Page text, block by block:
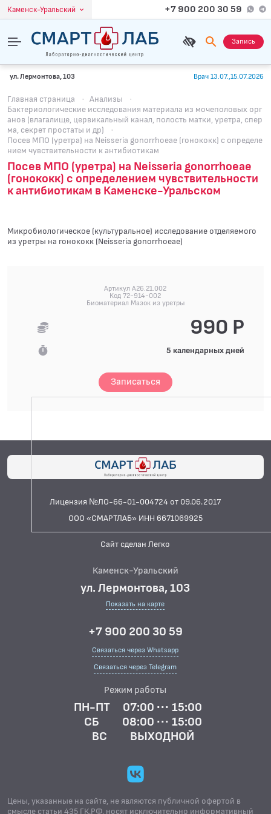
Каменск-Уральский +7 900 200 30 59
Запись
ул. Лермонтова, 103 Врач 13.07.,15.07.2026
Главная страница · Анализы
·
Бактериологические исследования материала из мочеполовых орг
анов (влагалище, цервикальный канал, полость матки, уретра, спер
ма, секрет простаты и др)
·
Посев МПО (уретра) на Neisseria gonorrhoeae (гонококк) с определе
нием чувcтвительности к антибиотикам
Посев МПО (уретра) на Neisseria gonorrhoeae
(гонококк) с определением чувcтвительности
к антибиотикам в Каменске-Уральском
Микробиологическое (культуральное) исследование отделяемого
из уретры на гонококк (Neisseria gonorrhoeae)
Артикул A26.21.002
Код 72-914-002
Биоматериал Мазок из уретры
990 Р
5 календарных дней
Записаться
Лицензия №ЛО-66-01-004724 от 09.06.2017
ООО «СМАРТЛАБ» ИНН 6671069925
Сайт сделан Легко
Каменск-Уральский
ул. Лермонтова, 103
Показать на карте
+7 900 200 30 59
Связаться через Whatsapp
Связаться через Telegram
Режим работы
ПН-ПТ
07:00 ··· 15:00
СБ
08:00 ··· 15:00
ВС
ВЫХОДНОЙ
Цены, указанные на сайте, не являются публичной офертой в
смысле статьи 435 ГК.РФ, носят исключительно информативный